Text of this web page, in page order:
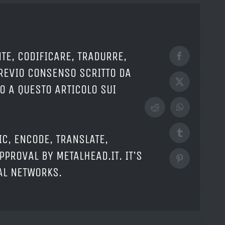
CODIFICARE, TRADURRE,
CONSENSO SCRITTO DA
A QUESTO ARTICOLO SUI
ENCODE, TRANSLATE,
BY METALHEAD.IT. IT'S
NETWORKS.
Facebook
X
RedditWhatsApp
Tumblr
Pinterest